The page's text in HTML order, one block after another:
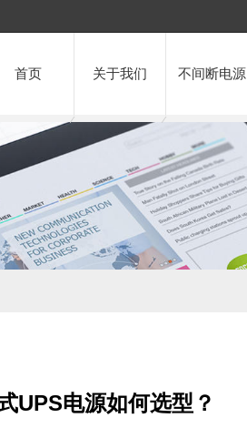
首页 关于我们 不间断电源
UPS电源如何选型？